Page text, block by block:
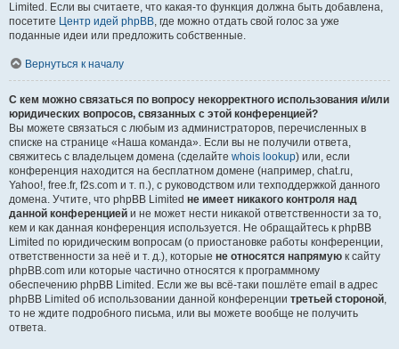
Limited. Если вы считаете, что какая-то функция должна быть добавлена,
посетите Центр идей phpBB, где можно отдать свой голос за уже
поданные идеи или предложить собственные.
Вернуться к началу
С кем можно связаться по вопросу некорректного использования и/или
юридических вопросов, связанных с этой конференцией?
Вы можете связаться с любым из администраторов, перечисленных в
списке на странице «Наша команда». Если вы не получили ответа,
свяжитесь с владельцем домена (сделайте whois lookup) или, если
конференция находится на бесплатном домене (например, chat.ru,
Yahoo!, free.fr, f2s.com и т. п.), с руководством или техподдержкой данного
домена. Учтите, что phpBB Limited не имеет никакого контроля над
данной конференцией и не может нести никакой ответственности за то,
кем и как данная конференция используется. Не обращайтесь к phpBB
Limited по юридическим вопросам (о приостановке работы конференции,
ответственности за неё и т. д.), которые не относятся напрямую к сайту
phpBB.com или которые частично относятся к программному
обеспечению phpBB Limited. Если же вы всё-таки пошлёте email в адрес
phpBB Limited об использовании данной конференции третьей стороной,
то не ждите подробного письма, или вы можете вообще не получить
ответа.